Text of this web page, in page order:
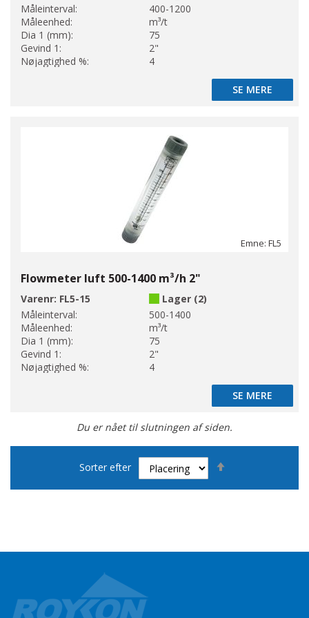
Måleinterval:
400-1200
Måleenhed:
m³/t
Dia 1 (mm):
75
Gevind 1:
2"
Nøjagtighed %:
4
SE MERE
SE MERE
Emne: FL5
Flowmeter luft 500-1400 m³/h 2"
Varenr: FL5-15
Lager (2)
Måleinterval:
500-1400
Måleenhed:
m³/t
Dia 1 (mm):
75
Gevind 1:
2"
Nøjagtighed %:
4
SE MERE
SE MERE
Du er nået til slutningen af siden.
Sorter efter